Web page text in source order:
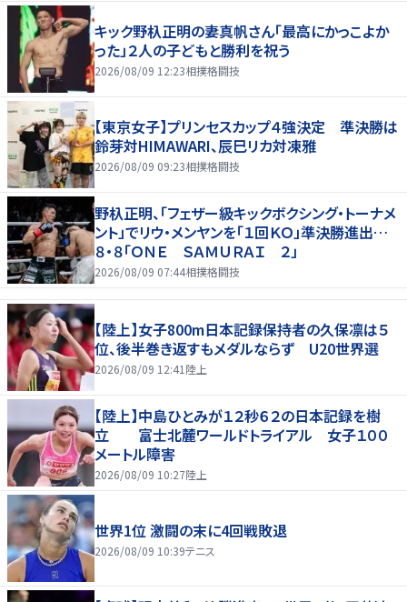
キック野杁正明の妻真帆さん「最高にかっこよか
った」２人の子どもと勝利を祝う
2026/08/09 12:23相撲格闘技
【東京女子】プリンセスカップ４強決定 準決勝は
鈴芽対HIMAWARI、辰巳リカ対凍雅
2026/08/09 09:23相撲格闘技
野杁正明、「フェザー級キックボクシング・トーナメ
ント」でリウ・メンヤンを「１回ＫＯ」準決勝進出…
８・８「ＯＮＥ ＳＡＭＵＲＡＩ ２」
2026/08/09 07:44相撲格闘技
【陸上】女子800m日本記録保持者の久保凛は５
位、後半巻き返すもメダルならず U20世界選
2026/08/09 12:41 陸上
【陸上】中島ひとみが１２秒６２の日本記録を樹
立 富士北麓ワールドトライアル 女子１００
メートル障害
2026/08/09 10:27陸上
世界1位 激闘の末に4回戦敗退
2026/08/09 10:39テニス